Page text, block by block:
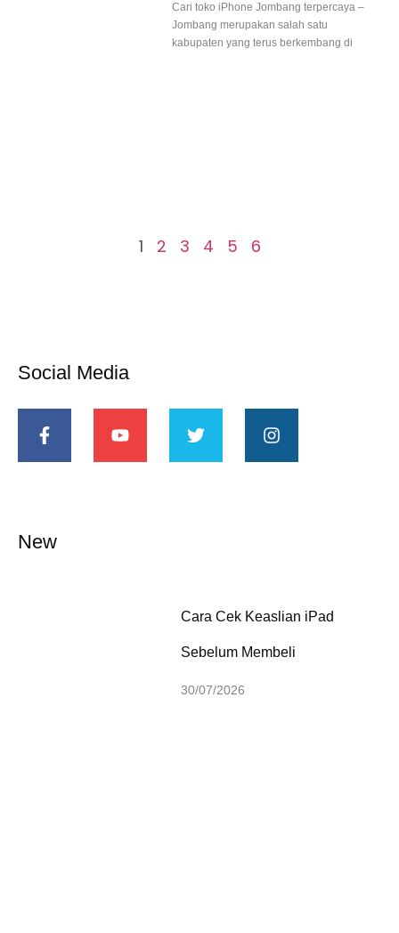
Cari toko iPhone Jombang terpercaya –
Jombang merupakan salah satu
kabupaten yang terus berkembang di
1 2 3 4 5 6
Social Media
New
Cara Cek Keaslian iPad
Sebelum Membeli
30/07/2026